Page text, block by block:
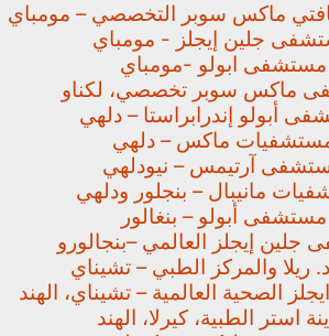
ماكس سوبر التخصصي – مومباي
جلين إيجلز - مومباي
مستشفى ابولو -مومباي
ماكس سوبر تخصصي، لكناو
أبولو إندرابراستا – دلهي
ماكس – دلهي
آرتيمس – نيودلهي
مانيبال – بنجلور ودلهي
مستشفى أبولو – بنغالور
جلين إيجلز العالمي –بنجالورو
ريلا والمركز الطبي – تشيناي
الصحية العالمية – تشيناي، الهند
استر الطبية، كيرلا، الهند